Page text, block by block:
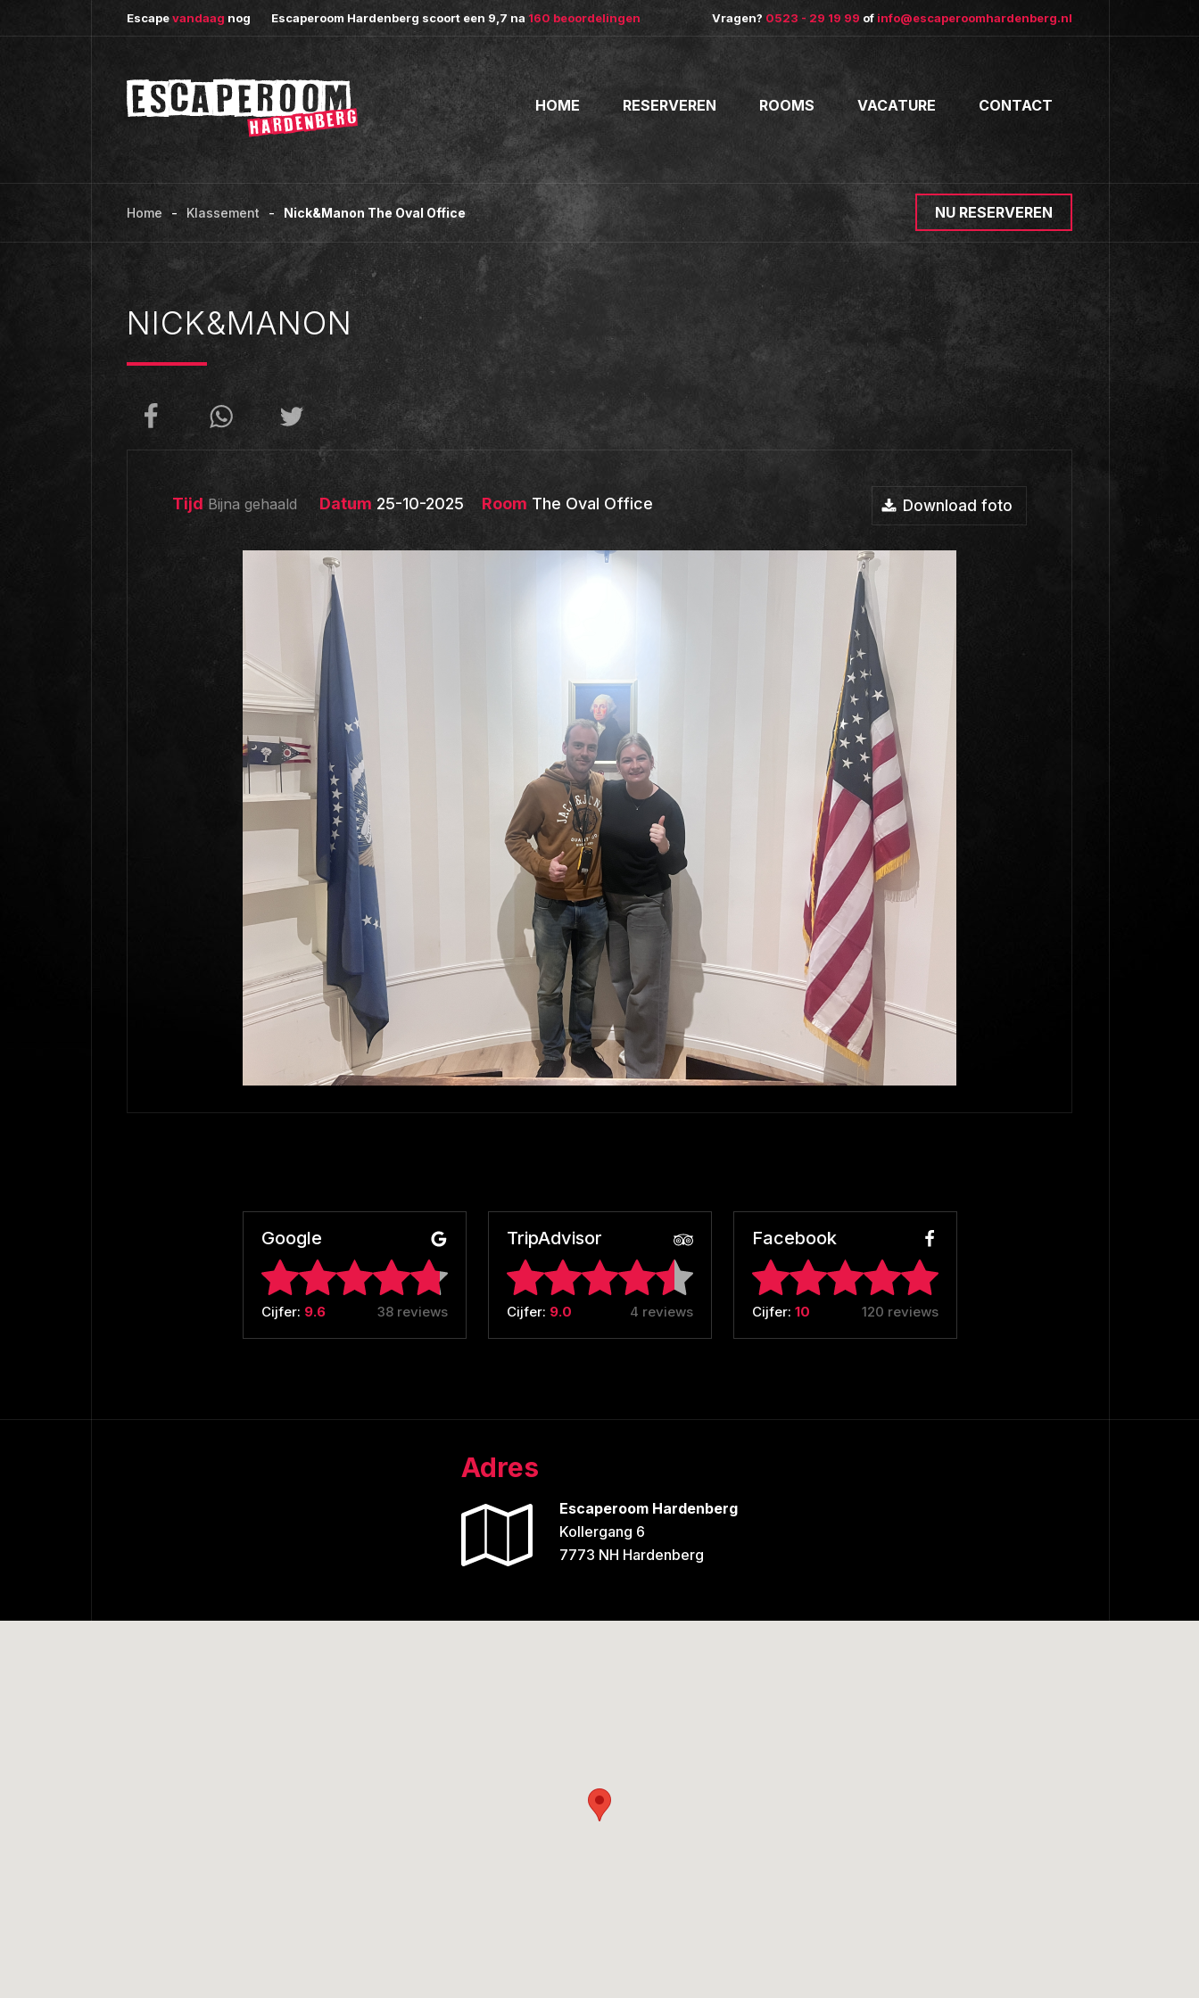
Escapevandaag nog Escaperoom Hardenberg scoort een 9,7 na 160 beoordelingen Vragen? 0523 - 29 19 99 of info@escaperoomhardenberg.nl
HOME RESERVEREN ROOMS VACATURE CONTACT
Home Klassement Nick&Manon The Oval Office NU RESERVEREN
NICK&MANON
Tijd Bijna gehaald Datum 25-10-2025 Room The Oval Office Download foto
Google
Cijfer: 9.6 38 reviews
TripAdvisor
Cijfer: 9.0 4 reviews
Facebook
Cijfer: 10 120 reviews
Adres
Escaperoom Hardenberg
Kollergang 6
7773 NH Hardenberg